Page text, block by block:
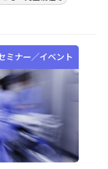
ミナー／イベント